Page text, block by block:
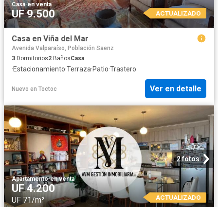
Casa·en venta
UF 9.500 ACTUALIZADO
Casa en Viña del Mar
Avenida Valparaíso, Población Saenz
3 Dormitorios2 BañosCasa
·Estacionamiento·Terraza·Patio·Trastero
Nuevo en Toctoc Ver en detalle
2 fotos
Apartamento·en venta
UF 4.200
UF 71/m² ACTUALIZADO